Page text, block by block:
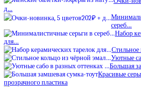
д…
сереб…
Набор
для…
Стильное
Уютные
Большая
Красивые
прозрачного пластика